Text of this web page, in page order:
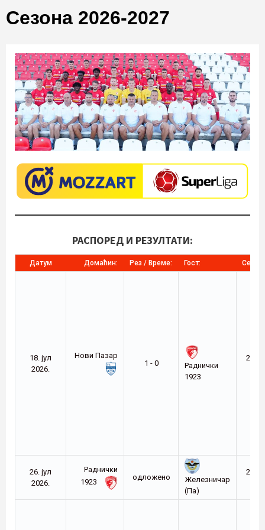
Сезона 2026-2027
РАСПОРЕД И РЕЗУЛТАТИ:
Датум Домаћин: Рез / Време: Гост:
18. јул
2026.
Нови Пазар
1 - 0
Раднички
1923
2026-
26. јул
2026.
Раднички
1923
oдложено
Железничар
(Па)
2026-